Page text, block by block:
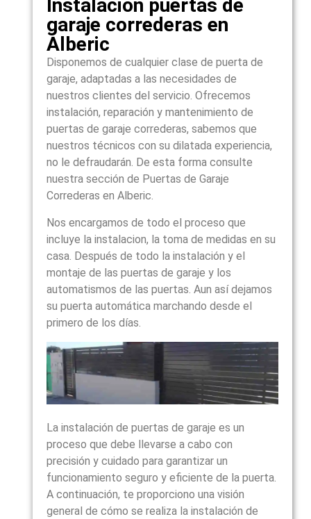
Instalación puertas de
garaje correderas en
Alberic
Disponemos de cualquier clase de puerta de
garaje, adaptadas a las necesidades de
nuestros clientes del servicio. Ofrecemos
instalación, reparación y mantenimiento de
puertas de garaje correderas, sabemos que
nuestros técnicos con su dilatada experiencia,
no le defraudarán. De esta forma consulte
nuestra sección de Puertas de Garaje
Correderas en Alberic.
Nos encargamos de todo el proceso que
incluye la instalacion, la toma de medidas en su
casa. Después de todo la instalación y el
montaje de las puertas de garaje y los
automatismos de las puertas. Aun así dejamos
su puerta automática marchando desde el
primero de los días.
La instalación de puertas de garaje es un
proceso que debe llevarse a cabo con
precisión y cuidado para garantizar un
funcionamiento seguro y eficiente de la puerta.
A continuación, te proporciono una visión
general de cómo se realiza la instalación de